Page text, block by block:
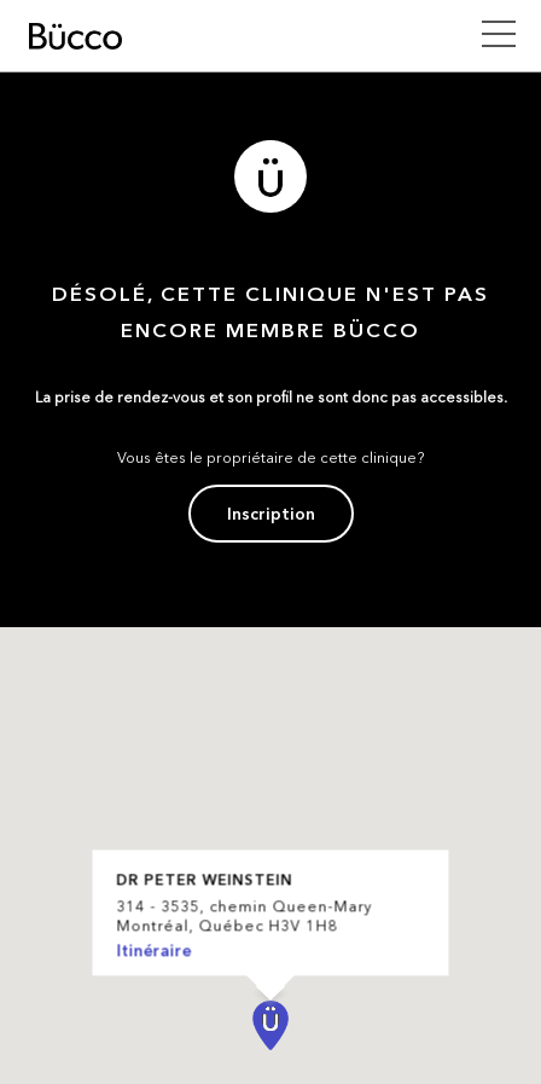
DÉSOLÉ, CETTE CLINIQUE N'EST PAS
ENCORE MEMBRE BÜCCO
La prise de rendez-vous et son profil ne sont donc pas accessibles.
Vous êtes le propriétaire de cette clinique?
Inscription
DR PETER WEINSTEIN
314 - 3535, chemin Queen-Mary
Montréal, Québec H3V 1H8
Itinéraire